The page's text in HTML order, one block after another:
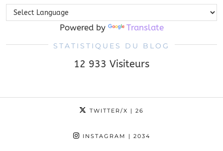
Powered by Translate
STATISTIQUES DU BLOG
12 933 Visiteurs
TWITTER/X | 26
INSTAGRAM | 2034